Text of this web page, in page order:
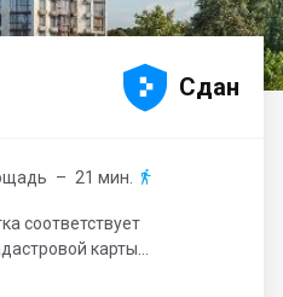




 Сдан
– 21 мин. 
соответствует
карты...